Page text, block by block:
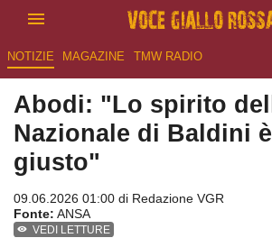
NOTIZIE MAGAZINE TMW RADIO
Abodi: "Lo spirito
Nazionale di Baldini
giusto"
09.06.2026 01:00 di Redazione VGR
Fonte: ANSA
VEDI LETTURE